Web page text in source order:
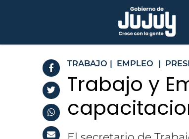
TRABAJO | EMPLEO |
Trabajo y